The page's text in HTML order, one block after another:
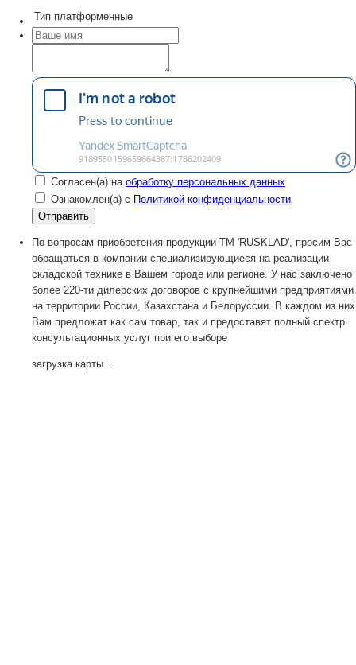
Тип платформенные
Согласен(а) на обработку персональных данных
Ознакомлен(а) с Политикой конфиденциальности
По вопросам приобретения продукции TM 'RUSKLAD', просим Вас
обращаться в компании специализирующиеся на реализации
складской технике в Вашем городе или регионе. У нас заключено
более 220-ти дилерских договоров с крупнейшими предприятиями
на территории России, Казахстана и Белоруссии. В каждом из них
Вам предложат как сам товар, так и предоставят полный спектр
консультационных услуг при его выборе
загрузка карты...